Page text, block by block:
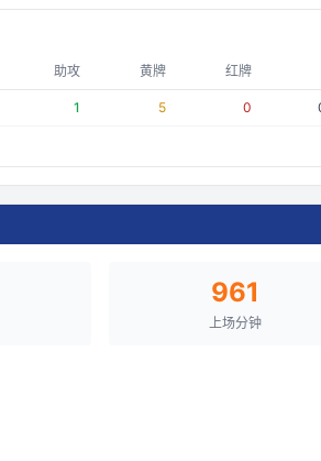
助攻 黄牌 红牌
1 5 0
961
上场分钟